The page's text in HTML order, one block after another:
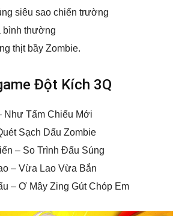
siêu sao chiến trường
bình thường
thịt bầy Zombie.
Đột Kích 3Q
Như Tấm Chiếu Mới
Sạch Dấu Zombie
– So Trình Đấu Súng
– Vừa Lao Vừa Bắn
– Ơ Mây Zing Gút Chóp Em